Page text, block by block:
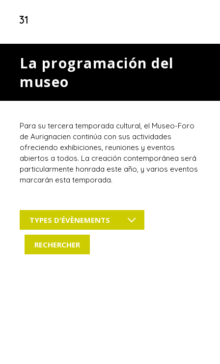
31
La programación del
museo
Para su tercera temporada cultural, el Museo-Foro
de Aurignacien continúa con sus actividades
ofreciendo exhibiciones, reuniones y eventos
abiertos a todos. La creación contemporánea será
particularmente honrada este año, y varios eventos
marcarán esta temporada.
TYPES D'ÉVÈNEMENTS